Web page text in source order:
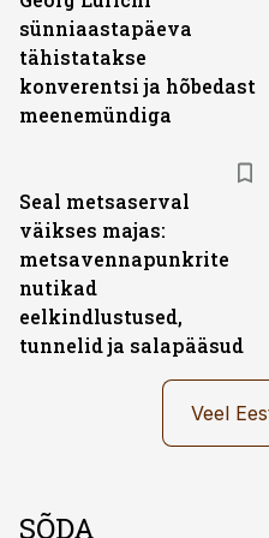
sünniaastapäeva
tähistatakse
konverentsi ja hõbedast
meenemündiga
Seal metsaserval
väikses majas:
metsavennapunkrite
nutikad
eelkindlustused,
tunnelid ja salapääsud
Veel
SÕDA